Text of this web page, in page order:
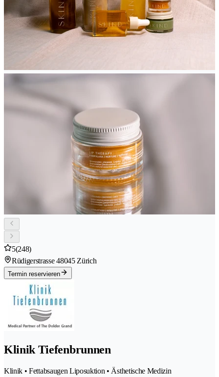
5(248)
Rüdigerstrasse 48045 Zürich
Termin reservieren
Klinik Tiefenbrunnen
Klinik • Fettabsaugen Liposuktion • Ästhetische Medizin